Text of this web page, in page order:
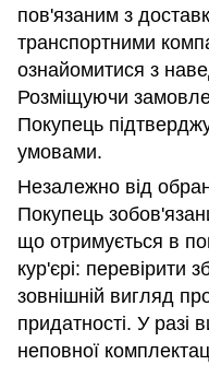
пов'язаним з
транспортними
ознайомитися з
Розміщуючи
Покупець
умовами.
Незалежно від
Покупець
що отримується в
кур'єрі: перевірити
зовнішній вигляд
придатності. У
неповної